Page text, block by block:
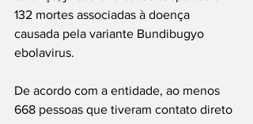
132 mortes associadas à doença
causada pela variante Bundibugyo
ebolavirus.
De acordo com a entidade, ao menos
668 pessoas que tiveram contato direto